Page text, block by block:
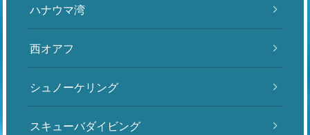
ハナウマ湾
西オアフ
シュノーケリング
スキューバダイビング